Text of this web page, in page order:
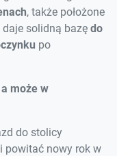
, także położone
solidną bazę do
po
może w
do stolicy
powitać nowy rok w